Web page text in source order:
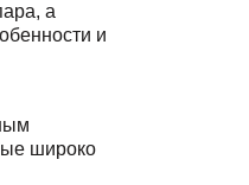
а
и
широко